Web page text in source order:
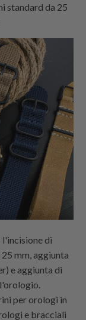
standard da 25
l'incisione di
mm, aggiunta
e aggiunta di
per orologi in
e bracciali